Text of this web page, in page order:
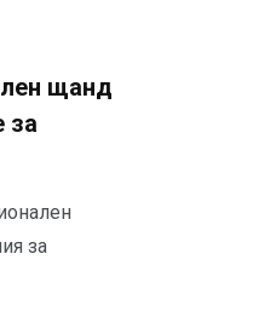
щанд
за
за